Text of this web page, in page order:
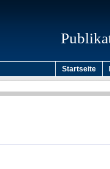
Startseite